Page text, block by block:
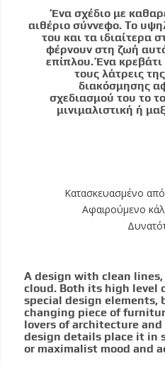
Ένα σχέδιο με
αιθέριο σύννεφο. Το
του και τα ιδιαίτερα
φέρνουν στη ζωή
επίπλου. Ένα
τους λάτρεις
διακόσμησης
σχεδιασμού του το
μινιμαλιστική ή
Κατασκευασμένο
Αφαιρούμενο
A design with clean
cloud. Both its high level
special design elements,
changing piece of
lovers of architecture
design details place it in
or maximalist mood and